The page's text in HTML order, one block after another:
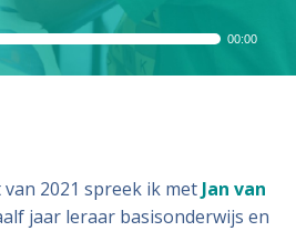
00:00
2021 spreek ik met Jan van
jaar leraar basisonderwijs en